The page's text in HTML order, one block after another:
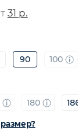
31 р.
90 100
180